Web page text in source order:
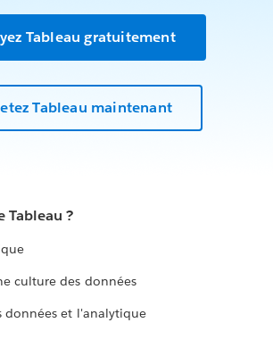
Tableau gratuitement
Tableau maintenant
Tableau ?
culture des données
données et l'analytique